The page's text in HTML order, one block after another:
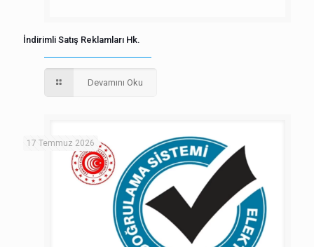
İndirimli Satış Reklamları Hk.
Devamını Oku
17 Temmuz 2026